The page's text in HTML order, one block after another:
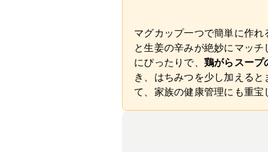
マグカップ一つで簡単に作れ
と生姜の辛みが絶妙にマッ
にぴったりで、 鶏がらスープ
き、はちみつを少し加える
て、家族の健康管理にも重宝